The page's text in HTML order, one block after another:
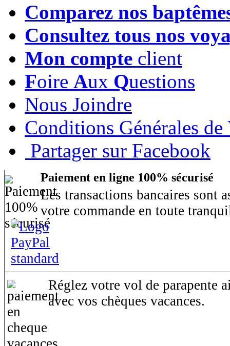
Comparez nos
Consultez tous nos
Mon compte client
Foire Aux Questions
Nous Joindre
Conditions Générales de
Partager sur Facebook
Paiement en ligne 100% sécurisé
Les transactions bancaires sont
votre commande en toute
Réglez votre vol de parapente
avec vos chèques vacances.